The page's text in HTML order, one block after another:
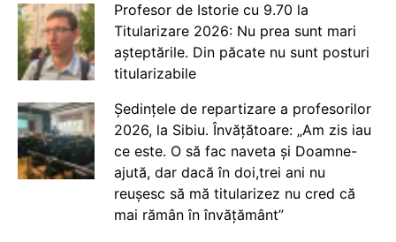
Profesor de Istorie cu 9.70 la
Titularizare 2026: Nu prea sunt mari
așteptările. Din păcate nu sunt posturi
titularizabile
Ședințele de repartizare a profesorilor
2026, la Sibiu. Învățătoare: „Am zis iau
ce este. O să fac naveta și Doamne-
ajută, dar dacă în doi,trei ani nu
reușesc să mă titularizez nu cred că
mai rămân în învățământ”